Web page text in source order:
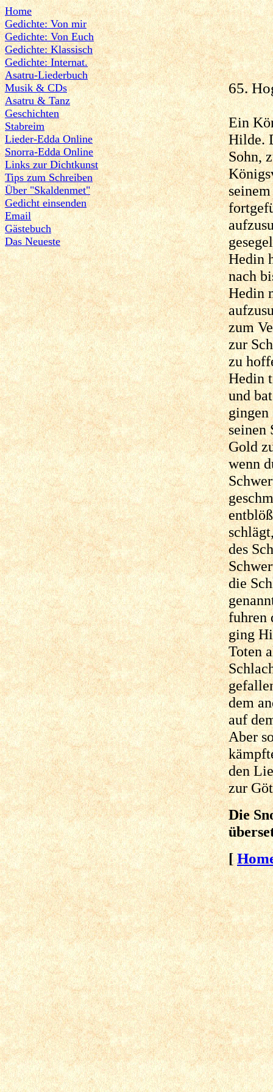
Home
Gedichte: Von mir
Gedichte: Von Euch
Gedichte: Klassisch
Gedichte: Internat.
Asatru-Liederbuch
Musik & CDs
Asatru & Tanz
Geschichten
Stabreim
Lieder-Edda Online
Snorra-Edda Online
Links zur Dichtkunst
Tips zum Schreiben
Über "Skaldenmet"
Gedicht einsenden
Email
Gästebuch
Das Neueste
65.
Ein
Hilde.
Sohn,
Hedin
nach
Hedin
zum
zur
zu
Hedin
und
gingen
seinen
Gold
wenn
des
die
fuhren
ging
Toten
dem
auf
Aber
den
zur
Die
[